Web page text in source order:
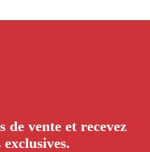
de vente et recevez
exclusives.